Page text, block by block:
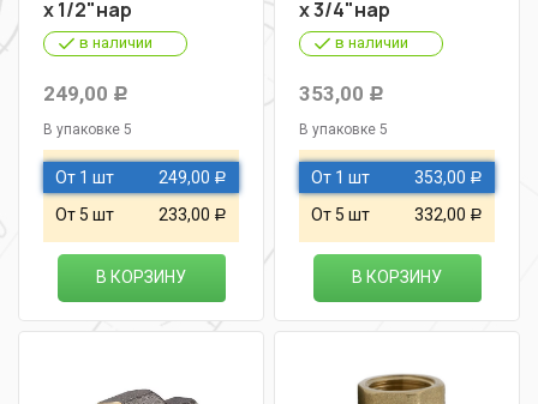
х 1/2"нар
в наличии
249,00 Р
В упаковке 5
От 1 шт 249,00 Р
От 5 шт 233,00 Р
В КОРЗИНУ
х 3/4"нар
в наличии
353,00 Р
В упаковке 5
От 1 шт 353,00 Р
От 5 шт 332,00 Р
В КОРЗИНУ